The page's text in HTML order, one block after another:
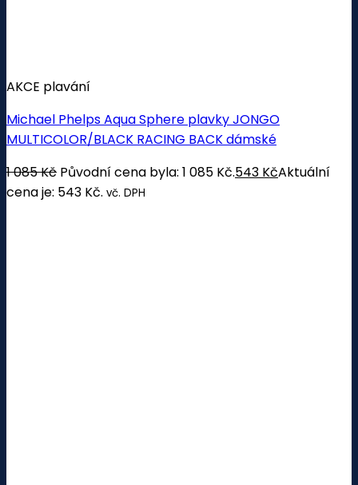
AKCE plavání
Michael Phelps Aqua Sphere plavky JONGO
MULTICOLOR/BLACK RACING BACK dámské
1 085Kč Původní cena byla: 1 085 Kč.543 KčAktuální
cena je: 543 Kč. vč. DPH